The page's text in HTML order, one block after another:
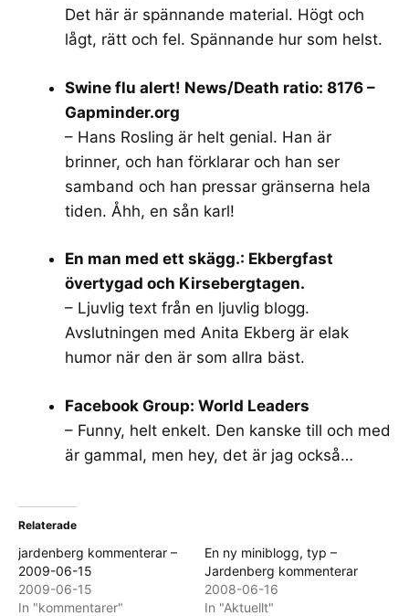
Det här är spännande material. Högt och
lågt, rätt och fel. Spännande hur som helst.
Swine flu alert! News/Death ratio: 8176 –
Gapminder.org
– Hans Rosling är helt genial. Han är
brinner, och han förklarar och han ser
samband och han pressar gränserna hela
tiden. Åhh, en sån karl!
En man med ett skägg.: Ekbergfast
övertygad och Kirsebergtagen.
– Ljuvlig text från en ljuvlig blogg.
Avslutningen med Anita Ekberg är elak
humor när den är som allra bäst.
Facebook Group: World Leaders
– Funny, helt enkelt. Den kanske till och med
är gammal, men hey, det är jag också…
Relaterade
jardenberg kommenterar –
2009-06-15
2009-06-15
In "kommentarer"
En ny miniblogg, typ –
Jardenberg kommenterar
2008-06-16
In "Aktuellt"